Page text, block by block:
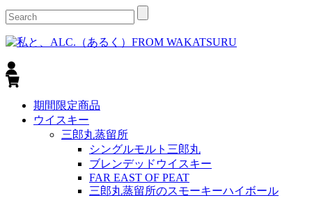
期間限定商品
ウイスキー
三郎丸蒸留所
シングルモルト三郎丸
ブレンデッドウイスキー
FAR EAST OF PEAT
三郎丸蒸留所のスモーキーハイボール